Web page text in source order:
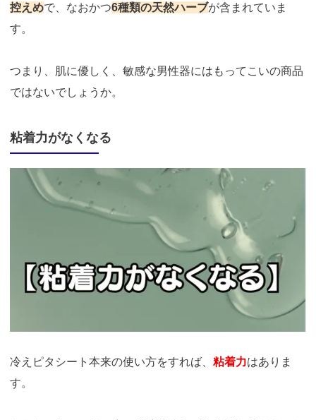
控えめで、なおかつ6種類の天然ハーブが含まれていま
す。
つまり、肌に優しく、敏感な男性器にはもってこいの商品
ではないでしょうか。
粘着力がなくなる
冷えピタシート本来の使い方をすれば、 粘着力はありま
す。